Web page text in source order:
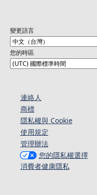
變更語言
您的時區
連絡人​​
商標
隱私權與 Cookie
使用規定
管理辦法
您的隱私權選擇
消費者健康隱私